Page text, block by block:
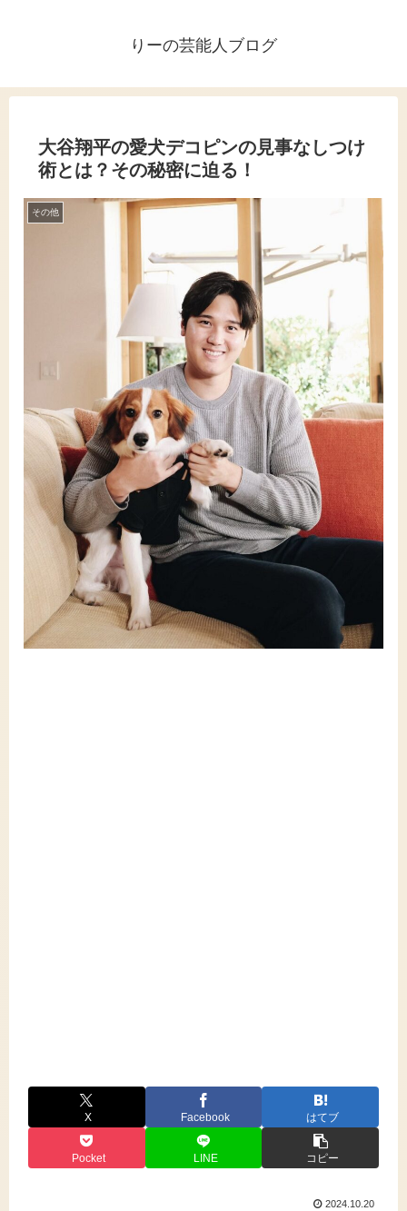
りーの芸能人ブログ
大谷翔平の愛犬デコピンの見事なしつけ
術とは？その秘密に迫る！
その他
X Facebook はてブ
Pocket LINE コピー
2024.10.20